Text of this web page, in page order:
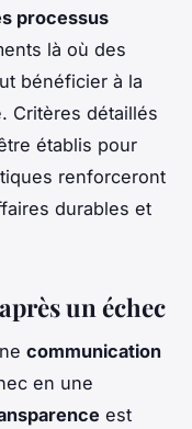
processus
là où des
bénéficier à la
Critères détaillés
établis pour
renforceront
durables et
un échec
communication
en une
est